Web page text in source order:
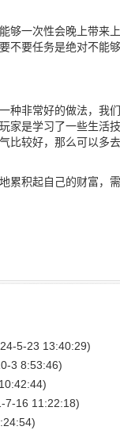
够一次性会晚上带来
不要任务是绝对不能
种非常好的做法，我
家是学习了一些生活
比较好，那么可以多
累积起自己的财富，
5-23 13:40:29)
3 8:53:46)
7-16 11:22:18)